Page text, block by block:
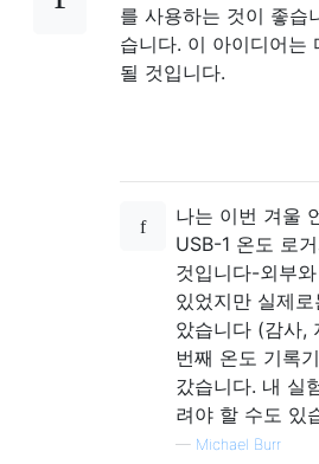
를 사용하는 것이 좋습
습니다. 이 아이디어는
될 것입니다.
나는 이번 겨울
USB-1 온도 로
것입니다-외부
있었지만 실제
았습니다 (감사,
번째 온도 기록
갔습니다. 내 실
려야 할 수도 있
— Michael Burr